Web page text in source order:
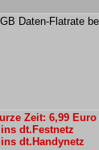
Daten-Flatrate
Zeit: 6,99
dt.Festnetz
dt.Handynetz